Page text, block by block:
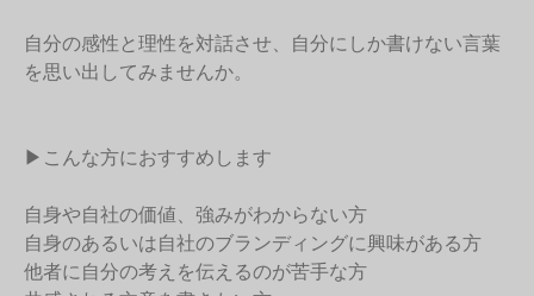
自分の感性と理性を対話させ、自分にしか書けない言葉
を思い出してみませんか。
▶︎こんな方におすすめします
自身や自社の価値、強みがわからない方
自身のあるいは自社のブランディングに興味がある方
他者に自分の考えを伝えるのが苦手な方